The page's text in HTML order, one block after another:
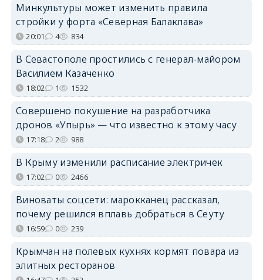
Минкультуры может изменить правила
стройки у форта «Северная Балаклава»
20:01 4 834
В Севастополе простились с генерал-майором
Василием Казаченко
18:02 1 1532
Совершено покушение на разработчика
дронов «Упырь» — что известно к этому часу
17:18 2 988
В Крыму изменили расписание электричек
17:02 0 2466
Виноваты соцсети: марокканец рассказал,
почему решился вплавь добраться в Сеуту
16:59 0 239
Крымчан на полевых кухнях кормят повара из
элитных ресторанов